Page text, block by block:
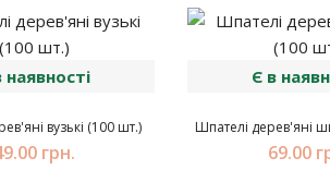
наявності
вузькі (100 шт.)
грн.
Є в
Шпателі дерев'яні
69.00